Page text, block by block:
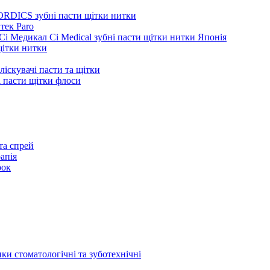
зубні пасти щітки нитки
Paro
Медикал Ci Medical зубні пасти щітки нитки Японія
нитки
пасти та щітки
пасти щітки флоси
спрей
стоматологічні та зуботехнічні